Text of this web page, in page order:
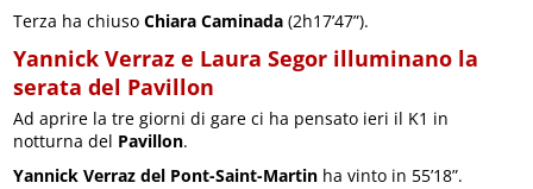
Terza ha chiusoChiara Caminada (2h17’47”).
Yannick Verraz e Laura Segor illuminano la
serata del Pavillon
Ad aprire la tre giorni di gare ci ha pensato ieri il K1 in
notturna del Pavillon.
Yannick Verraz del Pont-Saint-Martin ha vinto in 55’18”.